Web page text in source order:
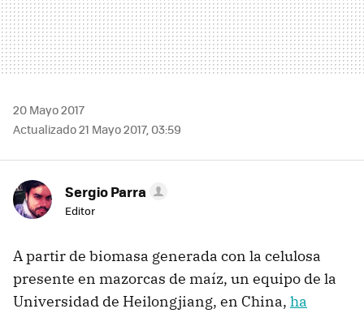
20 Mayo 2017
Actualizado 21 Mayo 2017, 03:59
Sergio Parra
Editor
A partir de biomasa generada con la celulosa
presente en mazorcas de maíz, un equipo de la
Universidad de Heilongjiang, en China, ha